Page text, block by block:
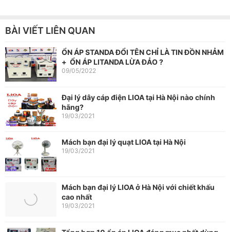
BÀI VIẾT LIÊN QUAN
ỔN ÁP STANDA ĐỔI TÊN CHỈ LÀ TIN ĐỒN NHẢM
+ ỔN ÁP LITANDA LỪA ĐẢO ?
09/05/2022
Đại lý dây cáp điện LIOA tại Hà Nội nào chính
hãng?
19/03/2021
Mách bạn đại lý quạt LIOA tại Hà Nội
19/03/2021
Mách bạn đại lý LIOA ở Hà Nội với chiết khấu
cao nhất
19/03/2021